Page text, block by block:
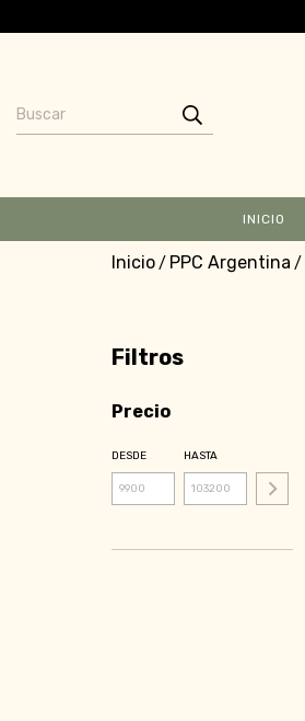
INICIO
Inicio/ PPC Argentina /
Filtros
Precio
DESDE HASTA